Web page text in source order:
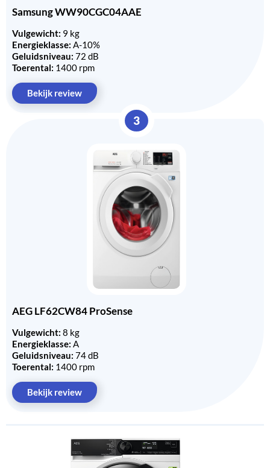
Samsung WW90CGC04AAE
Vulgewicht: 9 kg
Energieklasse: A-10%
Geluidsniveau: 72 dB
Toerental: 1400 rpm
Bekijk review
3
AEG LF62CW84 ProSense
Vulgewicht: 8 kg
Energieklasse: A
Geluidsniveau: 74 dB
Toerental: 1400 rpm
Bekijk review